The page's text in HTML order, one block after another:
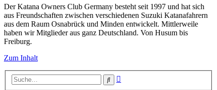
Der Katana Owners Club Germany besteht seit 1997 und hat sich
aus Freundschaften zwischen verschiedenen Suzuki Katanafahrern
aus dem Raum Osnabrück und Minden entwickelt. Mittlerweile
haben wir Mitglieder aus ganz Deutschland. Von Husum bis
Freiburg.
Zum Inhalt
Suche